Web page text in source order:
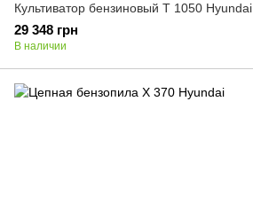
Культиватор бензиновый T 1050 Hyundai
29 348 грн
В наличии